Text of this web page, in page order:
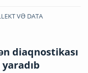
VƏ DATA
diaqnostikası